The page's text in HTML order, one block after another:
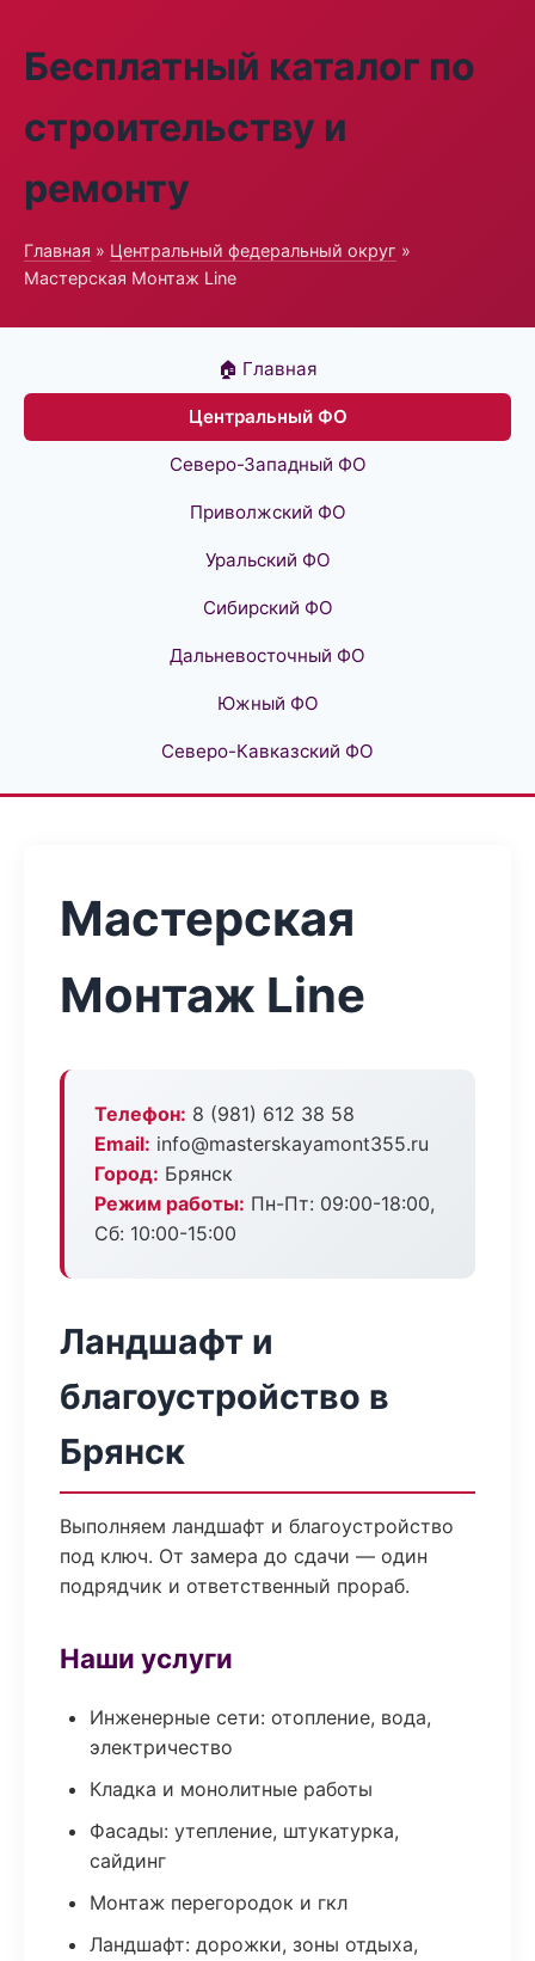
Бесплатный каталог по
строительству и
ремонту
Главная » Центральный федеральный округ »
Мастерская Монтаж Line
🏠 Главная
Центральный ФО
Северо-Западный ФО
Приволжский ФО
Уральский ФО
Сибирский ФО
Дальневосточный ФО
Южный ФО
Северо-Кавказский ФО
Мастерская
Монтаж Line
Телефон: 8 (981) 612 38 58
Email: info@masterskayamont355.ru
Город: Брянск
Режим работы: Пн-Пт: 09:00-18:00,
Сб: 10:00-15:00
Ландшафт и
благоустройство в
Брянск
Выполняем ландшафт и благоустройство
под ключ. От замера до сдачи — один
подрядчик и ответственный прораб.
Наши услуги
Инженерные сети: отопление, вода,
электричество
Кладка и монолитные работы
Фасады: утепление, штукатурка,
сайдинг
Монтаж перегородок и гкл
Ландшафт: дорожки, зоны отдыха,